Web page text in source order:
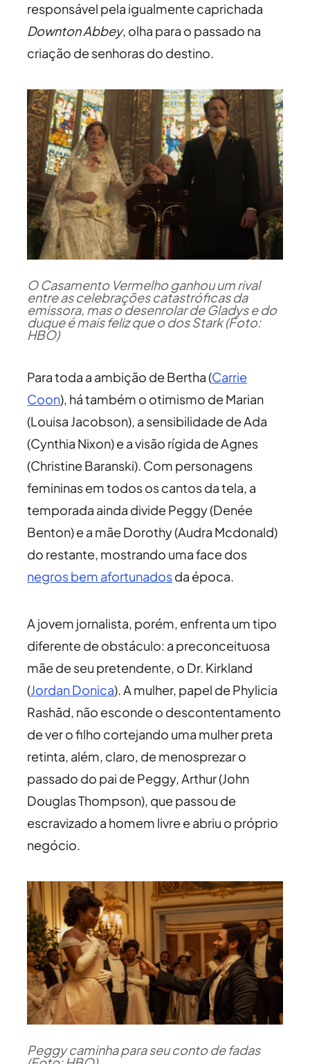
responsável pela igualmente caprichada
Downton Abbey, olha para o passado na
criação de senhoras do destino.
O Casamento Vermelho ganhou um rival
entre as celebrações catastróficas da
emissora, mas o desenrolar de Gladys e do
duque é mais feliz que o dos Stark (Foto:
HBO)
Para toda a ambição de Bertha (Carrie
Coon), há também o otimismo de Marian
(Louisa Jacobson), a sensibilidade de Ada
(Cynthia Nixon) e a visão rígida de Agnes
(Christine Baranski). Com personagens
femininas em todos os cantos da tela, a
temporada ainda divide Peggy (Denée
Benton) e a mãe Dorothy (Audra Mcdonald)
do restante, mostrando uma face dos
negros bem afortunadosda época.
A jovem jornalista, porém, enfrenta um tipo
diferente de obstáculo: a preconceituosa
mãe de seu pretendente, o Dr. Kirkland
(Jordan Donica). A mulher, papel de Phylicia
Rashād, não esconde o descontentamento
de ver o filho cortejando uma mulher preta
retinta, além, claro, de menosprezar o
passado do pai de Peggy, Arthur (John
Douglas Thompson), que passou de
escravizado a homem livre e abriu o próprio
negócio.
Peggy caminha para seu conto de fadas